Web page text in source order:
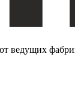
ведущих